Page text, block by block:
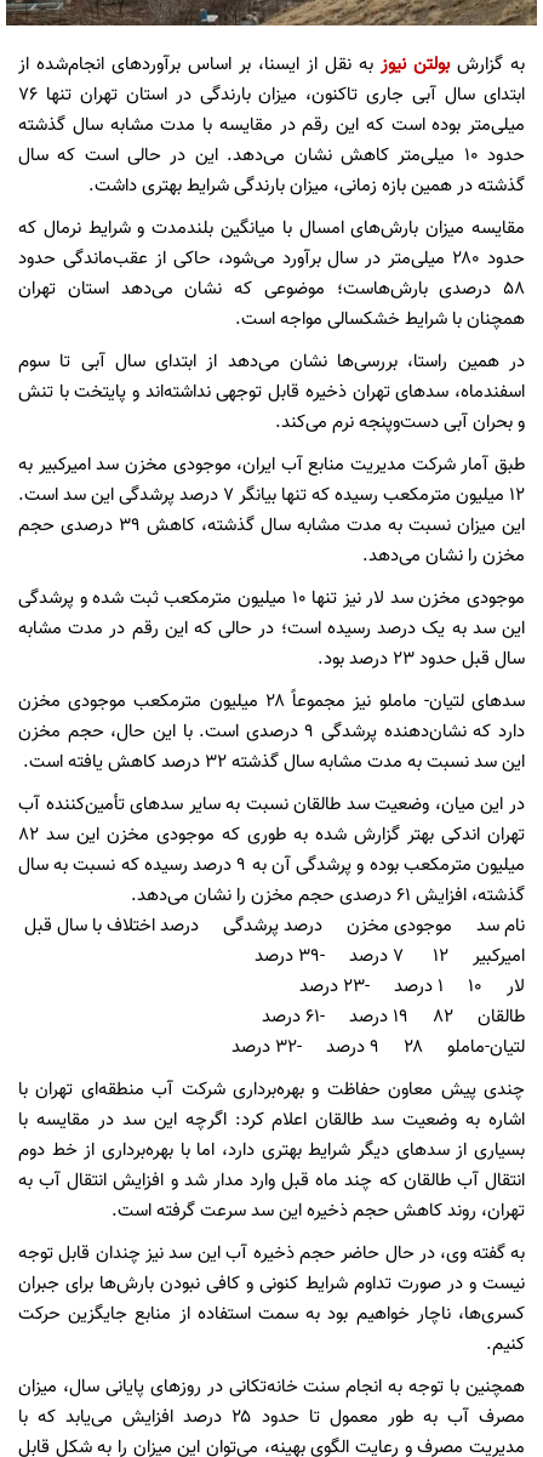
به گزارشبولتن نیوز به نقل از ایسنا، بر اساس برآوردهای انجام‌شده از
ابتدای سال آبی جاری تاکنون، میزان بارندگی در استان تهران تنها ۷۶
میلی‌متر بوده است که این رقم در مقایسه با مدت مشابه سال گذشته
حدود ۱۰ میلی‌متر کاهش نشان می‌دهد. این در حالی است که سال
گذشته در همین بازه زمانی، میزان بارندگی شرایط بهتری داشت.
مقایسه میزان بارش‌های امسال با میانگین بلندمدت و شرایط نرمال که
حدود ۲۸۰ میلی‌متر در سال برآورد می‌شود، حاکی از عقب‌ماندگی حدود
۵۸ درصدی بارش‌هاست؛ موضوعی که نشان می‌دهد استان تهران
همچنان با شرایط خشکسالی مواجه است.
در همین راستا، بررسی‌ها نشان می‌دهد از ابتدای سال آبی تا سوم
اسفندماه، سدهای تهران ذخیره قابل توجهی نداشته‌اند و پایتخت با تنش
و بحران آبی دست‌وپنجه نرم می‌کند.
طبق آمار شرکت مدیریت منابع آب ایران، موجودی مخزن سد امیرکبیر به
۱۲ میلیون مترمکعب رسیده که تنها بیانگر ۷ درصد پرشدگی این سد است.
این میزان نسبت به مدت مشابه سال گذشته، کاهش ۳۹ درصدی حجم
مخزن را نشان می‌دهد.
موجودی مخزن سد لار نیز تنها ۱۰ میلیون مترمکعب ثبت شده و پرشدگی
این سد به یک درصد رسیده است؛ در حالی که این رقم در مدت مشابه
سال قبل حدود ۲۳ درصد بود.
سدهای لتیان- ماملو نیز مجموعاً ۲۸ میلیون مترمکعب موجودی مخزن
دارد که نشان‌دهنده پرشدگی ۹ درصدی است. با این حال، حجم مخزن
این سد نسبت به مدت مشابه سال گذشته ۳۲ درصد کاهش یافته است.
در این میان، وضعیت سد طالقان نسبت به سایر سدهای تأمین‌کننده آب
تهران اندکی بهتر گزارش شده به طوری که موجودی مخزن این سد ۸۲
میلیون مترمکعب بوده و پرشدگی آن به ۹ درصد رسیده که نسبت به سال
گذشته، افزایش ۶۱ درصدی حجم مخزن را نشان می‌دهد.
نام سد موجودی مخزن درصد پرشدگی درصد اختلاف با سال قبل
امیرکبیر ۱۲ ۷ درصد -۳۹ درصد
لار ۱۰ ۱ درصد -۲۳ درصد
طالقان ۸۲ ۱۹ درصد -۶۱ درصد
لتیان-ماملو ۲۸ ۹ درصد -۳۲ درصد
چندی پیش معاون حفاظت و بهره‌برداری شرکت آب منطقه‌ای تهران با
اشاره به وضعیت سد طالقان اعلام کرد: اگرچه این سد در مقایسه با
بسیاری از سدهای دیگر شرایط بهتری دارد، اما با بهره‌برداری از خط دوم
انتقال آب طالقان که چند ماه قبل وارد مدار شد و افزایش انتقال آب به
تهران، روند کاهش حجم ذخیره این سد سرعت گرفته است.
به گفته وی، در حال حاضر حجم ذخیره آب این سد نیز چندان قابل توجه
نیست و در صورت تداوم شرایط کنونی و کافی نبودن بارش‌ها برای جبران
کسری‌ها، ناچار خواهیم بود به سمت استفاده از منابع جایگزین حرکت
کنیم.
همچنین با توجه به انجام سنت خانه‌تکانی در روزهای پایانی سال، میزان
مصرف آب به طور معمول تا حدود ۲۵ درصد افزایش می‌یابد که با
مدیریت مصرف و رعایت الگوی بهینه، می‌توان این میزان را به شکل قابل